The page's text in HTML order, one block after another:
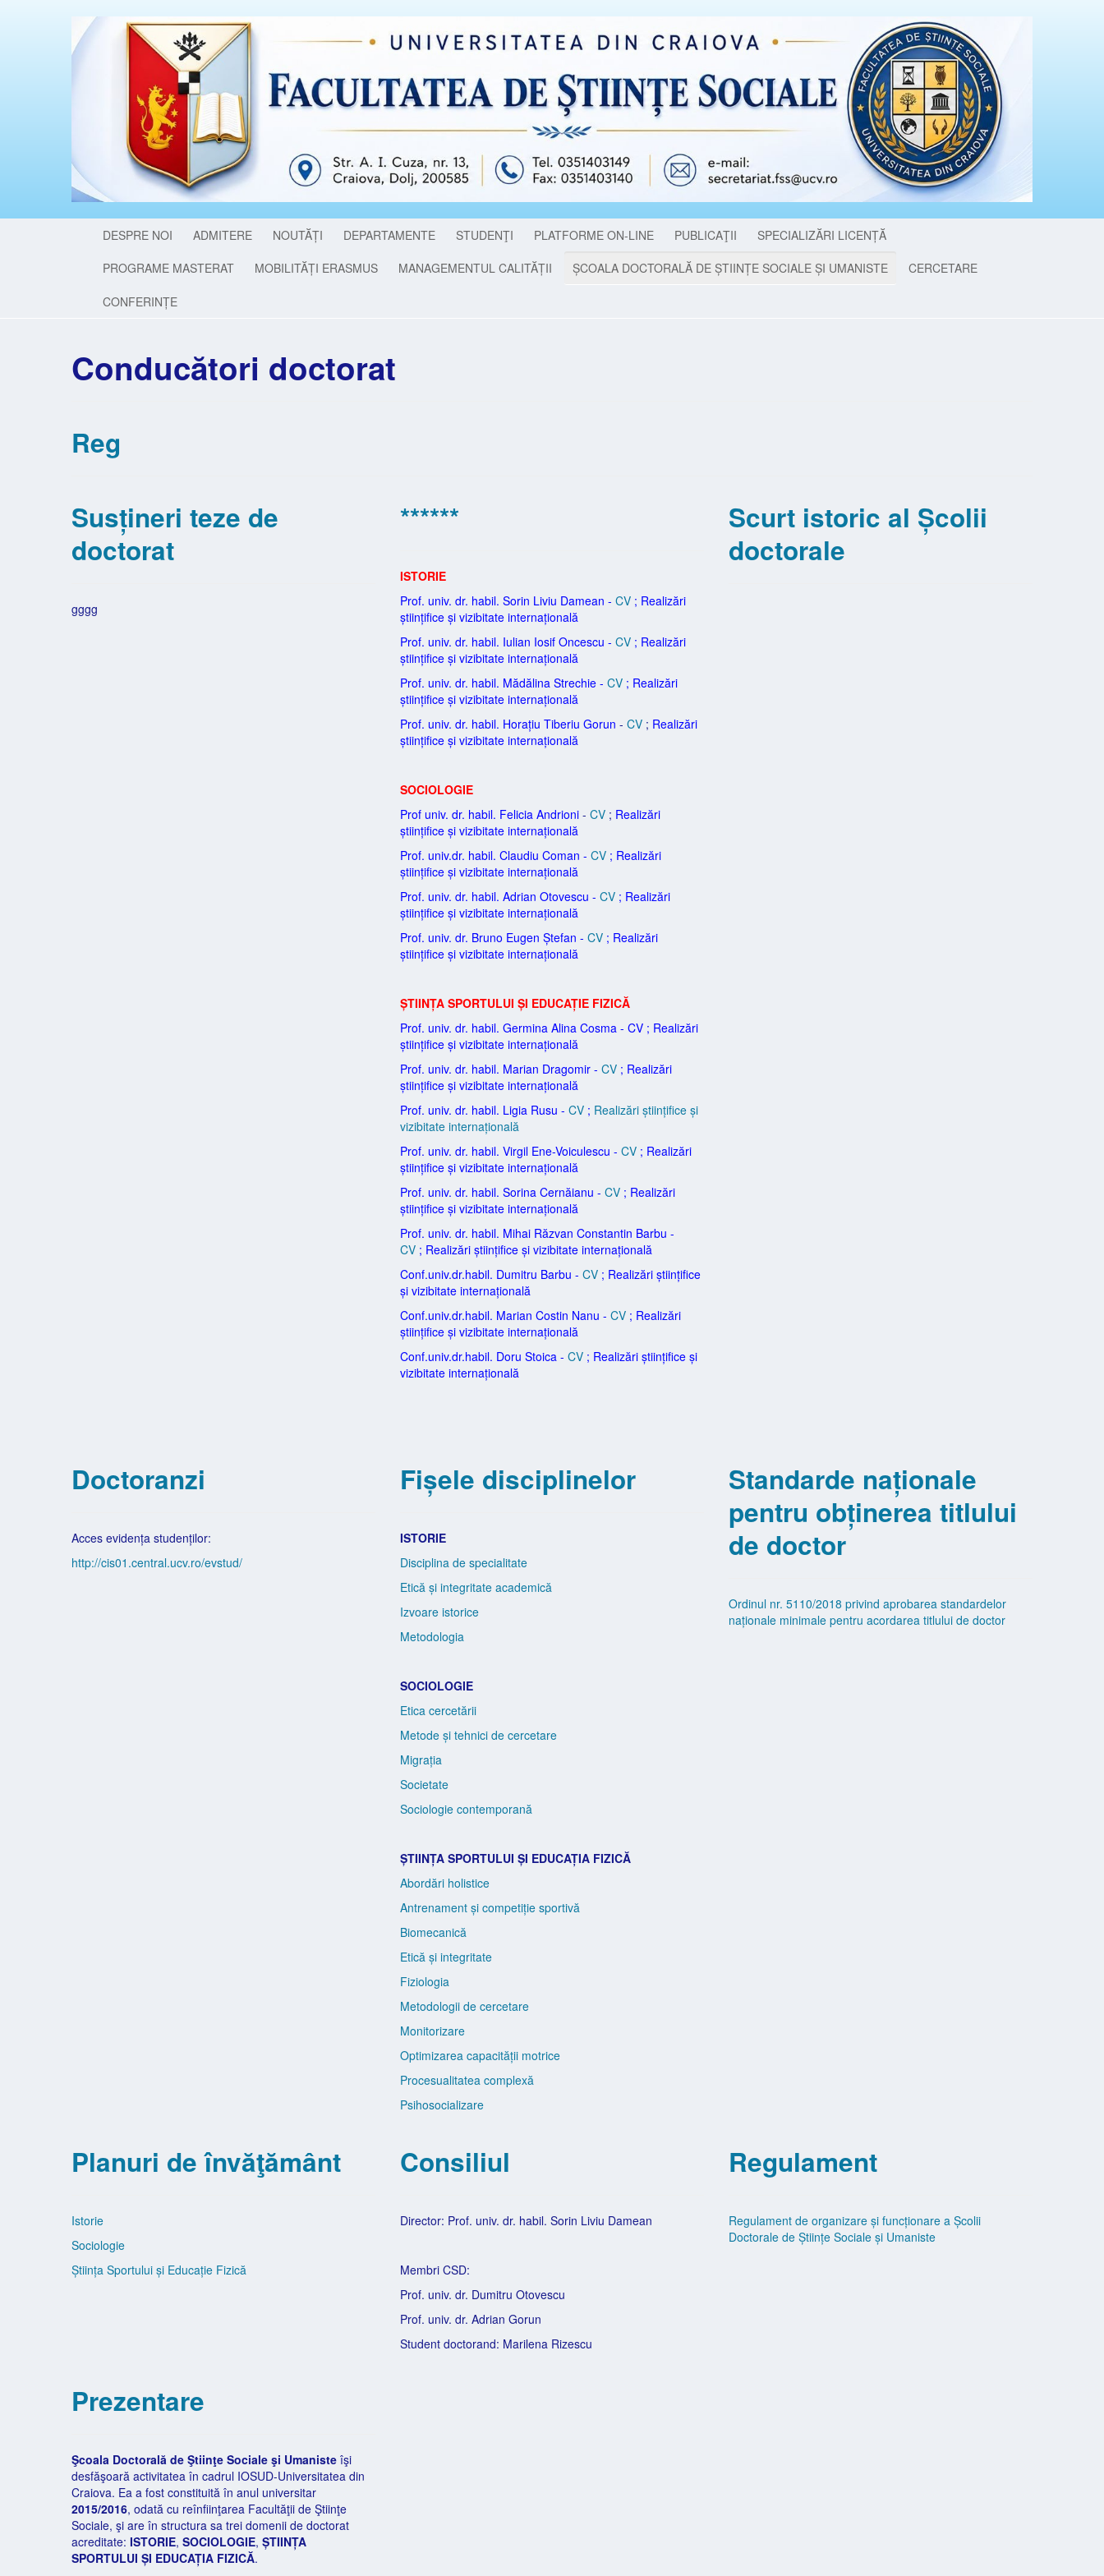
DESPRE NOI ADMITERE NOUTĂȚI DEPARTAMENTE STUDENŢI PLATFORME ON-LINE PUBLICAŢII
SPECIALIZĂRI LICENȚĂ
PROGRAME MASTERAT
MOBILITĂȚI ERASMUS MANAGEMENTUL CALITĂȚII ȘCOALA DOCTORALĂ DE ȘTIINȚE SOCIALE ȘI UMANISTE CERCETARE
CONFERINȚE
Conducători doctorat
Reg
Susțineri teze de
doctorat
gggg
******
ISTORIE
Prof. univ. dr. habil. Sorin Liviu Damean - CV ; Realizări
științifice și vizibitate internațională
Prof. univ. dr. habil. Iulian Iosif Oncescu - CV ; Realizări
științifice și vizibitate internațională
Prof. univ. dr. habil. Mădălina Strechie - CV ; Realizări
științifice și vizibitate internațională
Prof. univ. dr. habil. Horațiu Tiberiu Gorun - CV ; Realizări
științifice și vizibitate internațională
SOCIOLOGIE
Prof univ. dr. habil. Felicia Andrioni - CV ; Realizări
științifice și vizibitate internațională
Prof. univ.dr. habil. Claudiu Coman - CV ; Realizări
științifice și vizibitate internațională
Prof. univ. dr. habil. Adrian Otovescu - CV ; Realizări
științifice și vizibitate internațională
Prof. univ. dr. Bruno Eugen Ștefan - CV ; Realizări
științifice și vizibitate internațională
ȘTIINȚA SPORTULUI ȘI EDUCAȚIE FIZICĂ
Prof. univ. dr. habil. Germina Alina Cosma - CV ; Realizări
științifice și vizibitate internațională
Prof. univ. dr. habil. Marian Dragomir - CV ; Realizări
științifice și vizibitate internațională
Prof. univ. dr. habil. Ligia Rusu - CV ; Realizări științifice și
vizibitate internațională
Prof. univ. dr. habil. Virgil Ene-Voiculescu - CV ; Realizări
științifice și vizibitate internațională
Prof. univ. dr. habil. Sorina Cernăianu - CV ; Realizări
științifice și vizibitate internațională
Prof. univ. dr. habil. Mihai Răzvan Constantin Barbu -
CV ; Realizări științifice și vizibitate internațională
Conf.univ.dr.habil. Dumitru Barbu - CV ; Realizări științifice
și vizibitate internațională
Conf.univ.dr.habil. Marian Costin Nanu - CV ; Realizări
științifice și vizibitate internațională
Conf.univ.dr.habil. Doru Stoica - CV ; Realizări științifice și
vizibitate internațională
Scurt istoric al Școlii
doctorale
Doctoranzi
Acces evidența studenților:
http://cis01.central.ucv.ro/evstud/
Fișele disciplinelor
ISTORIE
Disciplina de specialitate
Etică și integritate academică
Izvoare istorice
Metodologia
SOCIOLOGIE
Etica cercetării
Metode și tehnici de cercetare
Migrația
Societate
Sociologie contemporană
ȘTIINȚA SPORTULUI ȘI EDUCAȚIA FIZICĂ
Abordări holistice
Antrenament și competiție sportivă
Biomecanică
Etică și integritate
Fiziologia
Metodologii de cercetare
Monitorizare
Optimizarea capacității motrice
Procesualitatea complexă
Psihosocializare
Standarde naționale
pentru obținerea titlului
de doctor
Ordinul nr. 5110/2018 privind aprobarea standardelor
naționale minimale pentru acordarea titlului de doctor
Planuri de învăţământ
Istorie
Sociologie
Știința Sportului și Educație Fizică
Consiliul
Director: Prof. univ. dr. habil. Sorin Liviu Damean
Membri CSD:
Prof. univ. dr. Dumitru Otovescu
Prof. univ. dr. Adrian Gorun
Student doctorand: Marilena Rizescu
Regulament
Regulament de organizare și funcționare a Școlii
Doctorale de Științe Sociale și Umaniste
Prezentare
Şcoala Doctorală de Ştiinţe Sociale şi Umaniste îşi
desfăşoară activitatea în cadrul IOSUD-Universitatea din
Craiova. Ea a fost constituită în anul universitar
2015/2016, odată cu reînfiinţarea Facultăţii de Ştiinţe
Sociale, şi are în structura sa trei domenii de doctorat
acreditate: ISTORIE, SOCIOLOGIE, ȘTIINȚA
SPORTULUI ȘI EDUCAȚIA FIZICĂ.